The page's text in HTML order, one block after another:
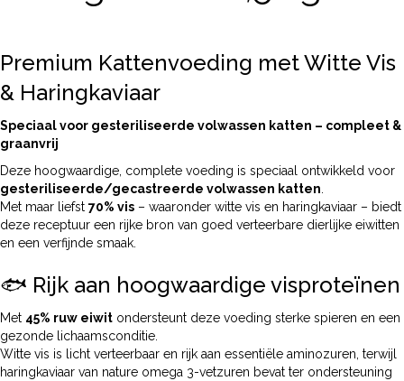
Premium Kattenvoeding met Witte Vis
& Haringkaviaar
Speciaal voor gesteriliseerde volwassen katten – compleet &
graanvrij
Deze hoogwaardige, complete voeding is speciaal ontwikkeld voor
gesteriliseerde/gecastreerde volwassen katten
Met maar liefst 70% vis – waaronder witte vis en haringkaviaar – biedt
deze receptuur een rijke bron van goed verteerbare dierlijke eiwitten
en een verfijnde smaak.
🐟 Rijk aan hoogwaardige visproteïnen
Met 45% ruw eiwit ondersteunt deze voeding sterke spieren en een
gezonde lichaamsconditie.
Witte vis is licht verteerbaar en rijk aan essentiële aminozuren, terwijl
haringkaviaar van nature omega 3-vetzuren bevat ter ondersteuning